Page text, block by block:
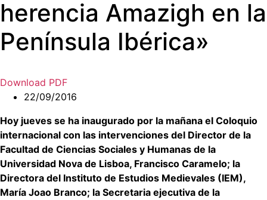
herencia Amazigh en la
Península Ibérica»
Download PDF
22/09/2016
Hoy jueves se ha inaugurado por la mañana el Coloquio
internacional con las intervenciones del Director de la
Facultad de Ciencias Sociales y Humanas de la
Universidad Nova de Lisboa, Francisco Caramelo; la
Directora del Instituto de Estudios Medievales (IEM),
María Joao Branco; la Secretaria ejecutiva de la